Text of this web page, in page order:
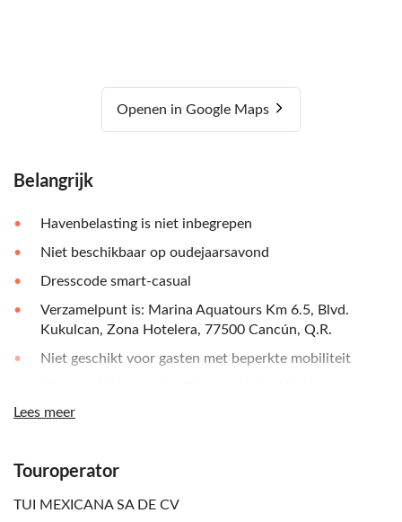
Openen in Google Maps
Belangrijk
Havenbelasting is niet inbegrepen
Niet beschikbaar op oudejaarsavond
Dresscode smart-casual
Verzamelpunt is: Marina Aquatours Km 6.5, Blvd.
Kukulcan, Zona Hotelera, 77500 Cancún, Q.R.
Niet geschikt voor gasten met beperkte mobiliteit
Adults only
Transfer niet inbegrepen
Lees meer
Touroperator
TUI MEXICANA SA DE CV